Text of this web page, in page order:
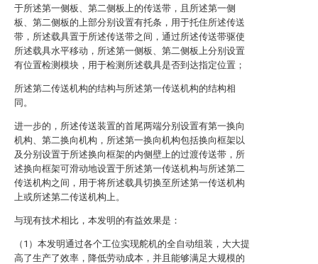
于所述第一侧板、第二侧板上的传送带，且所述第一侧
板、第二侧板的上部分别设置有托条，用于托住所述传送
带，所述载具置于所述传送带之间，通过所述传送带驱使
所述载具水平移动，所述第一侧板、第二侧板上分别设置
有位置检测模块，用于检测所述载具是否到达指定位置；
所述第二传送机构的结构与所述第一传送机构的结构相
同。
进一步的，所述传送装置的首尾两端分别设置有第一换向
机构、第二换向机构，所述第一换向机构包括换向框架以
及分别设置于所述换向框架的内侧壁上的过渡传送带，所
述换向框架可滑动地设置于所述第一传送机构与所述第二
传送机构之间，用于将所述载具切换至所述第一传送机构
上或所述第二传送机构上。
与现有技术相比，本发明的有益效果是：
（1）本发明通过各个工位实现舵机的全自动组装，大大提
高了生产了效率，降低劳动成本，并且能够满足大规模的